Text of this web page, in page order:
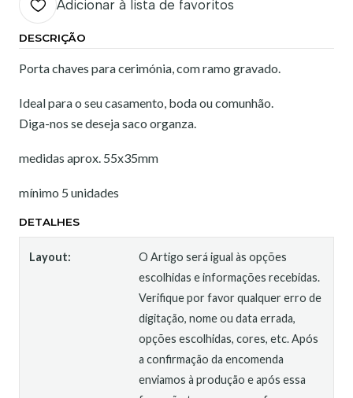
Adicionar à lista de favoritos
DESCRIÇÃO
Porta chaves para cerimónia, com ramo gravado.
Ideal para o seu casamento, boda ou comunhão.
Diga-nos se deseja saco organza.
medidas aprox. 55x35mm
mínimo 5 unidades
DETALHES
Layout:
O Artigo será igual às opções
escolhidas e informações recebidas.
Verifique por favor qualquer erro de
digitação, nome ou data errada,
opções escolhidas, cores, etc. Após
a confirmação da encomenda
enviamos à produção e após essa